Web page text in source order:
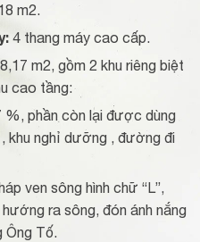
m2.
4 thang máy cao cấp.
m2, gồm 2 khu riêng biệt
cao tầng:
phần còn lại được dùng
khu nghỉ dưỡng , đường đi
ven sông hình chữ “L”,
ra sông, đón ánh nắng
Ông Tố.